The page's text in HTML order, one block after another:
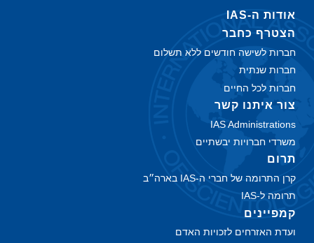
אודות ה‑IAS
הצטרף כחבר
חברות לשישה חודשים ללא תשלום
חברות שנתית
חברות לכל החיים
צור איתנו קשר
IAS Administrations
משרדי חברויות יבשתיים
תרום
קרן התרומה של חברי ה-IAS בארה״ב
תרומה ל-IAS
קמפיינים
ועדת האזרחים לזכויות האדם